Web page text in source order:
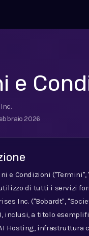
e
2026
e Condizioni ("Termini",
di tutti i servizi
Inc. ("Bobardt",
inclusi, a titolo
Hosting, infrastruttura